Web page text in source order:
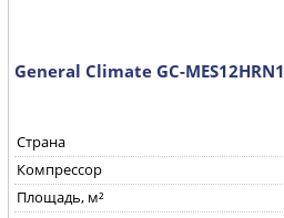
General Climate GC-MES12HRN1
Страна
Компрессор
Площадь, м²